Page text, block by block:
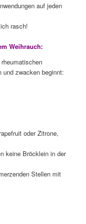
auf jeden
rasch!
Weihrauch:
und zwacken beginnt:
oder Zitrone,
keine Bröcklein in der
Stellen mit